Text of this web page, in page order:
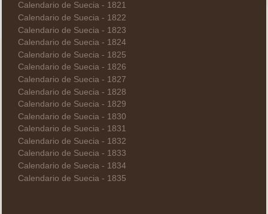
Calendario de Suecia - 1821
Calendario de Suecia - 1822
Calendario de Suecia - 1823
Calendario de Suecia - 1824
Calendario de Suecia - 1825
Calendario de Suecia - 1826
Calendario de Suecia - 1827
Calendario de Suecia - 1828
Calendario de Suecia - 1829
Calendario de Suecia - 1830
Calendario de Suecia - 1831
Calendario de Suecia - 1832
Calendario de Suecia - 1833
Calendario de Suecia - 1834
Calendario de Suecia - 1835